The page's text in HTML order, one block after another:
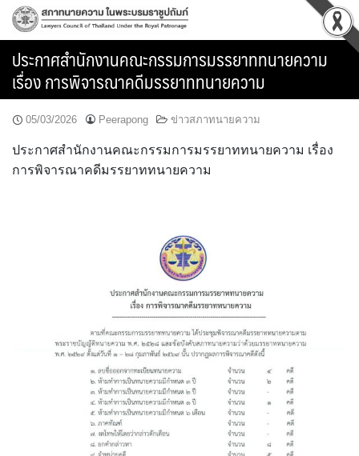
Skip
ประกาศสำนักงานคณะกรรมการมรรยาททนายความ
เรื่อง การพิจารณาคดีมรรยาททนายความ
05/03/2026 Peerapong ข่าวสภาทนายความ
ประกาศสำนักงานคณะกรรมการมรรยาททนายความ เรื่อง
การพิจารณาคดีมรรยาททนายความ